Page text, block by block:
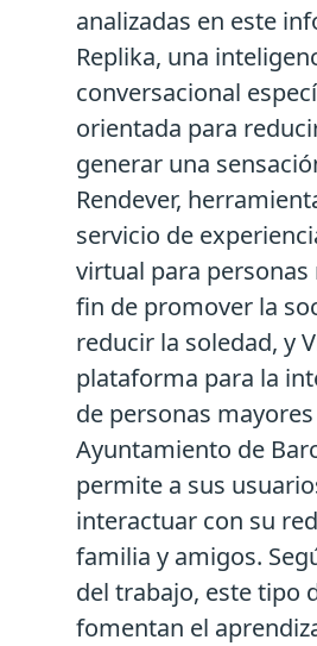
analizadas en este
Replika, una
conversacional
orientada para
generar una
Rendever,
servicio de
virtual para personas
fin de promover la
reducir la soledad, y
plataforma para la
de personas
Ayuntamiento de
permite a sus
interactuar con su
familia y amigos.
del trabajo, este tipo
fomentan el